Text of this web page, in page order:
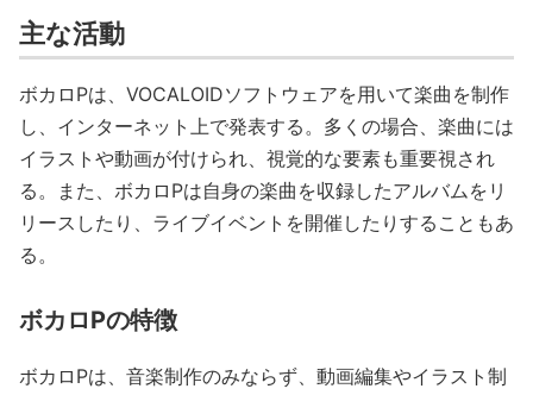
主な活動
ボカロPは、VOCALOIDソフトウェアを用いて楽曲を制作
し、インターネット上で発表する。多くの場合、楽曲には
イラストや動画が付けられ、視覚的な要素も重要視され
る。また、ボカロPは自身の楽曲を収録したアルバムをリ
リースしたり、ライブイベントを開催したりすることもあ
る。
ボカロPの特徴
ボカロPは、音楽制作のみならず、動画編集やイラスト制